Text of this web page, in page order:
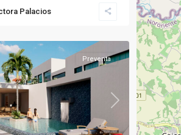
Palacios
Next
Preventa